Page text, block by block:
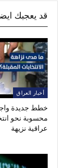
قد يعجبك
أخبار العراق
خطط جديدة
محسوبة نحو
عراقية نزيهة